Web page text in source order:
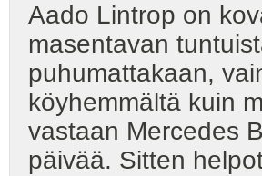
Aado Lintrop on
masentavan
puhumattakaan,
köyhemmältä kuin
vastaan Mercedes
päivää. Sitten